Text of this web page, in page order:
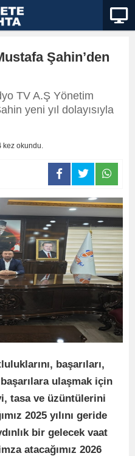
Şahin’den
TV A.Ş Yönetim
yeni yıl dolayısıyla
kez okundu.
başarıları,
ulaşmak için
tasa ve üzüntülerini
2025 yılını geride
bir gelecek vaat
atacağımız 2026